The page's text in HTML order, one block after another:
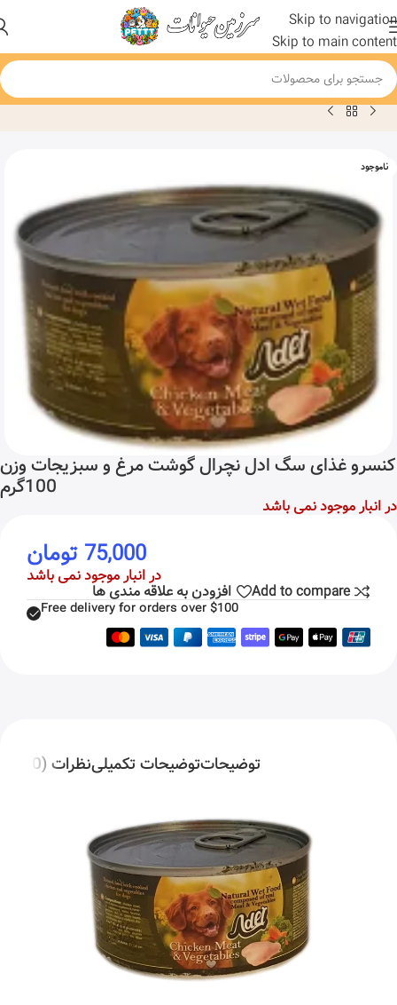
Skip to navigation
Skip to main content
خانه محصول کنسرو غذای سگ ادل نچرال گوشت مرغ و سبزیجات وزن
ناموجود
کنسرو غذای سگ ادل نچرال گوشت مرغ و سبزیجات وزن
100گرم
در انبار موجود نمی باشد
75,000 تومان
در انبار موجود نمی باشد
Add to compare افزودن به علاقه مندی ها
Free delivery for orders over $100
توضیحاتتوضیحات تکمیلینظرات (0)